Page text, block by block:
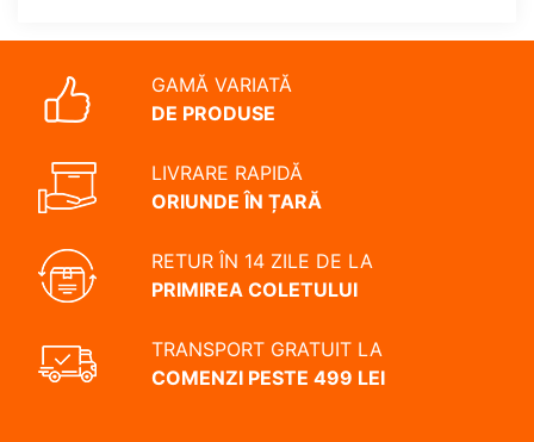
GAMĂ VARIATĂ
DE PRODUSE
LIVRARE RAPIDĂ
ORIUNDE ÎN ȚARĂ
RETUR ÎN 14 ZILE DE LA
PRIMIREA COLETULUI
TRANSPORT GRATUIT LA
COMENZI PESTE 499 LEI